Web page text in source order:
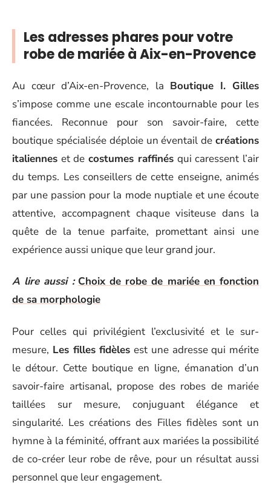
Les adresses phares pour votre
robe de mariée à Aix-en-Provence
Au cœur d’Aix-en-Provence, la Boutique I. Gilles
s’impose comme une escale incontournable pour les
fiancées. Reconnue pour son savoir-faire, cette
boutique spécialisée déploie un éventail de créations
italiennes et decostumes raffinésqui caressent l’air
du temps. Les conseillers de cette enseigne, animés
par une passion pour la mode nuptiale et une écoute
attentive, accompagnent chaque visiteuse dans la
quête de la tenue parfaite, promettant ainsi une
expérience aussi unique que leur grand jour.
A lire aussi : Choix de robe de mariée en fonction
de sa morphologie
Pour celles qui privilégient l’exclusivité et le sur-
mesure, Les filles fidèles est une adresse qui mérite
le détour. Cette boutique en ligne, émanation d’un
savoir-faire artisanal, propose des robes de mariée
taillées sur mesure, conjuguant élégance et
singularité. Les créations des Filles fidèles sont un
hymne à la féminité, offrant aux mariées la possibilité
de co-créer leur robe de rêve, pour un résultat aussi
personnel que leur engagement.